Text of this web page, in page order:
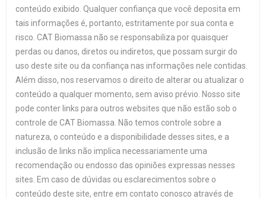
conteúdo exibido. Qualquer confiança que você deposita em
tais informações é, portanto, estritamente por sua conta e
risco. CAT Biomassa não se responsabiliza por quaisquer
perdas ou danos, diretos ou indiretos, que possam surgir do
uso deste site ou da confiança nas informações nele contidas.
Além disso, nos reservamos o direito de alterar ou atualizar o
conteúdo a qualquer momento, sem aviso prévio. Nosso site
pode conter links para outros websites que não estão sob o
controle de CAT Biomassa. Não temos controle sobre a
natureza, o conteúdo e a disponibilidade desses sites, e a
inclusão de links não implica necessariamente uma
recomendação ou endosso das opiniões expressas nesses
sites. Em caso de dúvidas ou esclarecimentos sobre o
conteúdo deste site, entre em contato conosco através de